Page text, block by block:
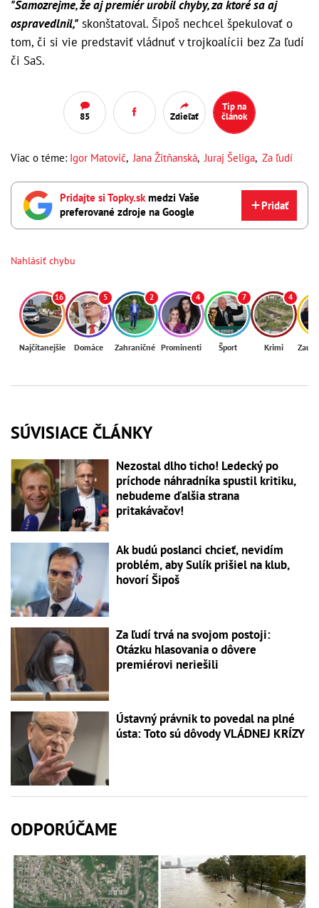
"Samozrejme, že aj premiér urobil chyby, za ktoré sa aj
ospravedlnil," skonštatoval. Šipoš nechcel špekulovať o
tom, či si vie predstaviť vládnuť v trojkoalícii bez Za ľudí
či SaS.
85 Zdieľať
Tip na
článok
Viac o téme: Igor Matovič, Jana Žitňanská, Juraj Šeliga, Za ľudí
Pridajte si Topky.skmedzi Vaše
preferované zdroje na Google
Pridať
Nahlásiť chybu
16
Najčítanejšie
5
Domáce
2
Zahraničné
4
Prominenti
7
Šport
4
Krimi
SÚVISIACE ČLÁNKY
Nezostal dlho ticho! Ledecký po
príchode náhradníka spustil kritiku,
nebudeme ďalšia strana
pritakávačov!
Ak budú poslanci chcieť, nevidím
problém, aby Sulík prišiel na klub,
hovorí Šipoš
Za ľudí trvá na svojom postoji:
Otázku hlasovania o dôvere
premiérovi neriešili
Ústavný právnik to povedal na plné
ústa: Toto sú dôvody VLÁDNEJ KRÍZY
ODPORÚČAME